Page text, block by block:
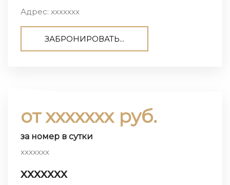
Адрес: ххххххх
ЗАБРОНИРОВАТЬ...
от ххххххх руб.
за номер в сутки
ххххххх
ххххххх